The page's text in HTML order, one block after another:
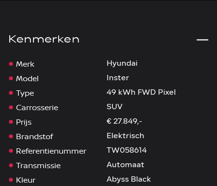
Kenmerken
Merk Hyundai
Model Inster
Type 49 kWh FWD Pixel
Carrosserie SUV
Prijs € 27.849,-
Brandstof Elektrisch
Referentienummer TW058614
Transmissie Automaat
Kleur Abyss Black